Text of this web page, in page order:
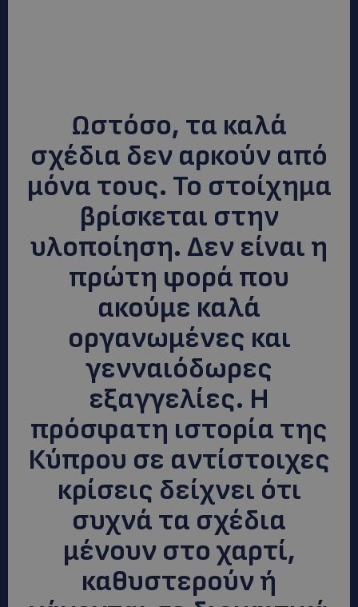
Ωστόσο, τα καλά
σχέδια δεν αρκούν από
μόνα τους. Το στοίχημα
βρίσκεται στην
υλοποίηση. Δεν είναι η
πρώτη φορά που
ακούμε καλά
οργανωμένες και
γενναιόδωρες
εξαγγελίες. Η
πρόσφατη ιστορία της
Κύπρου σε αντίστοιχες
κρίσεις δείχνει ότι
συχνά τα σχέδια
μένουν στο χαρτί,
καθυστερούν ή